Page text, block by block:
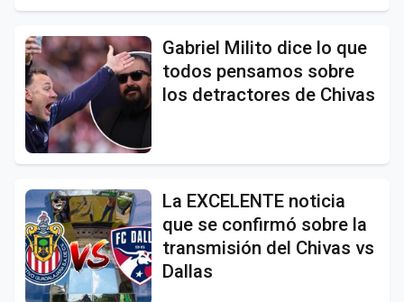
Gabriel Milito dice lo que
todos pensamos sobre
los detractores de Chivas
La EXCELENTE noticia
que se confirmó sobre la
transmisión del Chivas vs
Dallas